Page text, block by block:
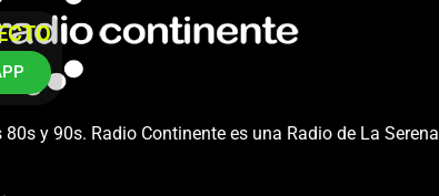
y 90s. Radio Continente es una Radio de La Serena